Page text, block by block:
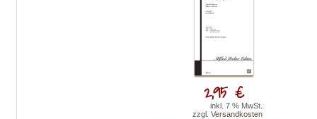
2,95 €
inkl. 7 % MwSt.
zzgl. Versandkosten